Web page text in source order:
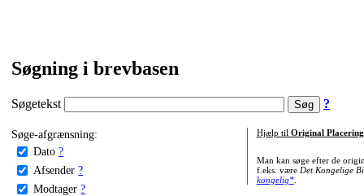
Søgning i brevbasen
Søgetekst ?
Søge-afgrænsning:
Dato ?
Afsender ?
Modtager ?
Hjælp til Original Placering
Man kan søge efter de
f.eks. være Det Kongelige
kongelig*.